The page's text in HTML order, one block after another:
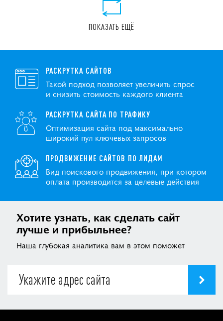
ПОКАЗАТЬ ЕЩЁ
РАСКРУТКА САЙТОВ
Такой подход позволяет увеличить спрос
и снизить стоимость каждого клиента
РАСКРУТКА САЙТА ПО ТРАФИКУ
Оптимизация сайта под максимально
широкий пул ключевых запросов
ПРОДВИЖЕНИЕ САЙТОВ ПО ЛИДАМ
Вид поискового продвижения, при котором
оплата производится за целевые действия
Хотите узнать, как сделать сайт
лучше и прибыльнее?
Наша глубокая аналитика вам в этом поможет